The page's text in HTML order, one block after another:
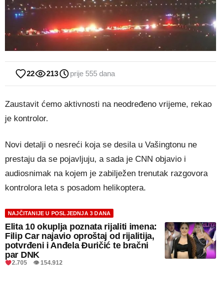
22 213 prije 555 dana
Zaustavit ćemo aktivnosti na neodređeno vrijeme, rekao
je kontrolor.
Novi detalji o nesreći koja se desila u Vašingtonu ne
prestaju da se pojavljuju, a sada je CNN objavio i
audiosnimak na kojem je zabilježen trenutak razgovora
kontrolora leta s posadom helikoptera.
NAJČITANIJE U POSLJEDNJA 3 DANA
Elita 10 okuplja poznata rijaliti imena:
Filip Car najavio oproštaj od rijalitija,
potvrđeni i Anđela Đuričić te bračni
par DNK
2.705 👁 154.912